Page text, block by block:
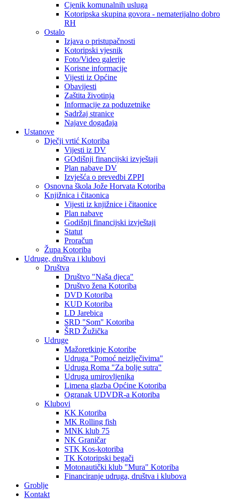
Cjenik komunalnih usluga
Kotoripska skupina govora - nematerijalno dobro
RH
Ostalo
Izjava o pristupačnosti
Kotoripski vjesnik
Foto/Video galerije
Korisne informacije
Vijesti iz Općine
Obavijesti
Zaštita životinja
Informacije za poduzetnike
Sadržaj stranice
Najave događaja
Ustanove
Dječji vrtić Kotoriba
Vijesti iz DV
GOdišnji financijski izvještaji
Plan nabave DV
Izvješća o prevedbi ZPPI
Osnovna škola Jože Horvata Kotoriba
Knjižnica i čitaonica
Vijesti iz knjižnice i čitaonice
Plan nabave
Godišnji financijski izvještaji
Statut
Proračun
Župa Kotoriba
Udruge, društva i klubovi
Društva
Društvo "Naša djeca"
Društvo žena Kotoriba
DVD Kotoriba
KUD Kotoriba
LD Jarebica
SRD "Som" Kotoriba
ŠRD Žužička
Udruge
Mažoretkinje Kotoribe
Udruga "Pomoć neizlječivima"
Udruga Roma "Za bolje sutra"
Udruga umirovljenika
Limena glazba Općine Kotoriba
Ogranak UDVDR-a Kotoriba
Klubovi
KK Kotoriba
MK Rolling fish
MNK klub 75
NK Graničar
STK Kos-kotoriba
TK Kotoripski begači
Motonautički klub "Mura" Kotoriba
Financiranje udruga, društva i klubova
Groblje
Kontakt